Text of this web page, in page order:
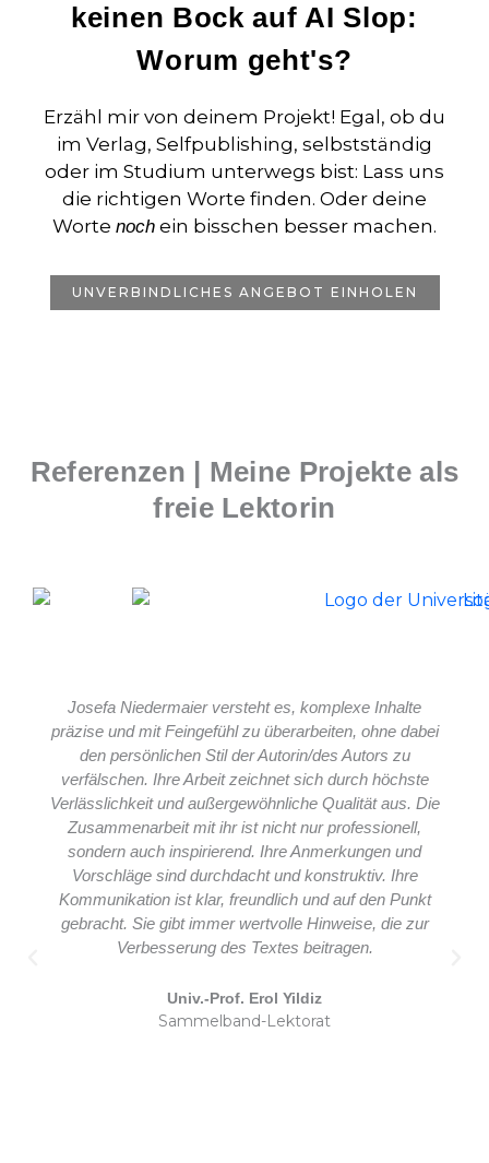
keinen Bock auf AI Slop:
Worum geht's?
Erzähl mir von deinem Projekt! Egal, ob du
im Verlag, Selfpublishing, selbstständig
oder im Studium unterwegs bist: Lass uns
die richtigen Worte finden. Oder deine
Worte noch ein bisschen besser machen.
UNVERBINDLICHES ANGEBOT EINHOLEN
Referenzen | Meine Projekte als
freie Lektorin
Josefa Niedermaier versteht es, komplexe Inhalte
präzise und mit Feingefühl zu überarbeiten, ohne dabei
den persönlichen Stil der Autorin/des Autors zu
verfälschen. Ihre Arbeit zeichnet sich durch höchste
Verlässlichkeit und außergewöhnliche Qualität aus. Die
Zusammenarbeit mit ihr ist nicht nur professionell,
sondern auch inspirierend. Ihre Anmerkungen und
Vorschläge sind durchdacht und konstruktiv. Ihre
Kommunikation ist klar, freundlich und auf den Punkt
gebracht. Sie gibt immer wertvolle Hinweise, die zur
Verbesserung des Textes beitragen.
Univ.-Prof. Erol Yildiz
Sammelband-Lektorat